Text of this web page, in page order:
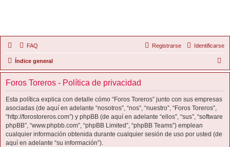
FAQ Identificarse
Registrarse
Índice general
u
Foros Toreros - Política de privacidad
Esta política explica con detalle cómo “Foros Toreros” junto con sus empresas
asociadas (de aquí en adelante “nosotros”, “nos”, “nuestro”, “Foros Toreros”,
“http://forostoreros.com”) y phpBB (de aquí en adelante “ellos”, “sus”, “software
phpBB”, “www.phpbb.com”, “phpBB Limited”, “phpBB Teams”) emplean
cualquier información obtenida durante cualquier sesión de uso por usted (de
aquí en adelante “su información”).